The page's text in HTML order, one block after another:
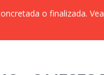
o finalizada.